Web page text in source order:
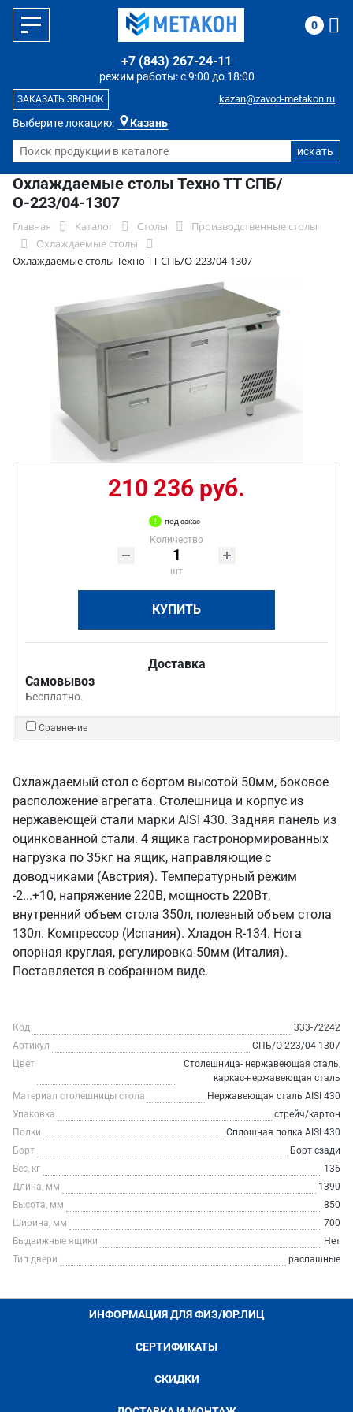
Выберите локацию: Казань
режим работы: с 9:00 до 18:00
+7 (843) 267-24-11
kazan@zavod-metakon.ru
ЗАКАЗАТЬ ЗВОНОК
0
Охлаждаемые столы Техно ТТ СПБ/
О-223/04-1307
Главная Каталог Столы
Производственные столы
Охлаждаемые столы
Охлаждаемые столы Техно ТТ СПБ/О-223/04-1307
210 236 руб.
под заказ
Количество
шт
КУПИТЬ
Доставка
Самовывоз
Бесплатно.
Сравнение
Охлаждаемый стол с бортом высотой 50мм, боковое
расположение агрегата. Столешница и корпус из
нержавеющей стали марки AISI 430. Задняя панель из
оцинкованной стали. 4 ящика гастронормированных
нагрузка по 35кг на ящик, направляющие с
доводчиками (Австрия). Температурный режим
-2...+10, напряжение 220В, мощность 220Вт,
внутренний объем стола 350л, полезный объем стола
130л. Компрессор (Испания). Хладон R-134. Нога
опорная круглая, регулировка 50мм (Италия).
Поставляется в собранном виде.
Код
333-72242
Артикул
СПБ/О-223/04-1307
Цвет
Столешница- нержавеющая сталь,
каркас-нержавеющая сталь
Материал столешницы стола
Нержавеющая сталь AISI 430
Упаковка
стрейч/картон
Полки
Сплошная полка AISI 430
Борт
Борт сзади
Вес, кг
136
Длина, мм
1390
Высота, мм
850
Ширина, мм
700
Выдвижные ящики
Нет
Тип двери
распашные
ИНФОРМАЦИЯ ДЛЯ ФИЗ/ЮР.ЛИЦ
СЕРТИФИКАТЫ
СКИДКИ